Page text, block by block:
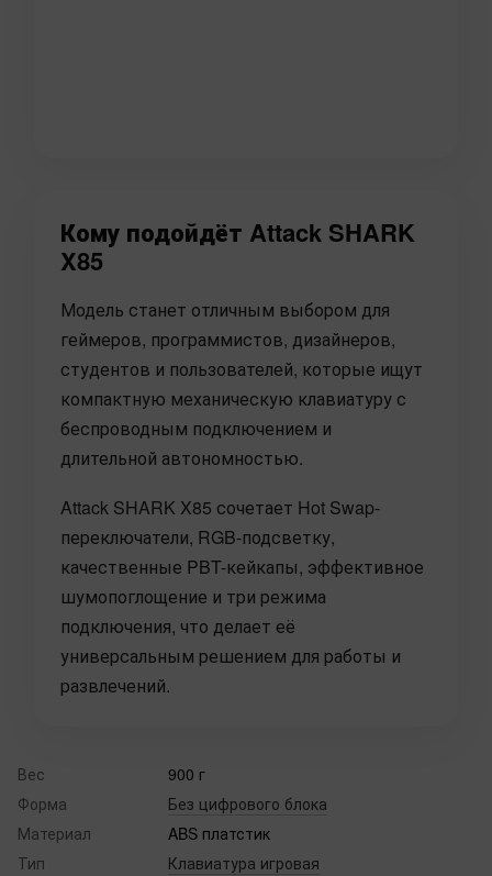
Кому подойдёт Attack SHARK
X85
Модель станет отличным выбором для
геймеров, программистов, дизайнеров,
студентов и пользователей, которые ищут
компактную механическую клавиатуру с
беспроводным подключением и
длительной автономностью.
Attack SHARK X85 сочетает Hot Swap-
переключатели, RGB-подсветку,
качественные PBT-кейкапы, эффективное
шумопоглощение и три режима
подключения, что делает её
универсальным решением для работы и
развлечений.
Вес
900 г
Форма
Без цифрового блока
Материал
ABS платстик
Тип
Клавиатура игровая